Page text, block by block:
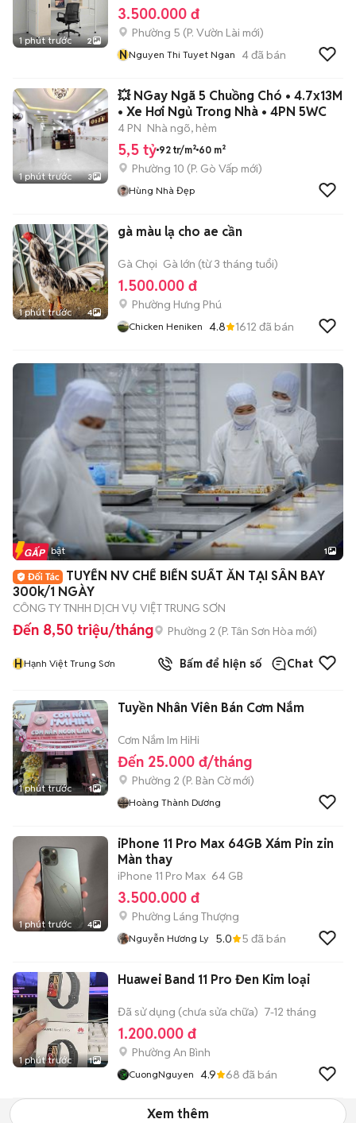
1 phút trước 2
3.500.000 đ
Phường 5 (P. Vườn Lài mới)
NNguyen Thi Tuyet Ngan 4đã bán
1 phút trước 3
💥 NGay Ngã 5 Chuồng Chó • 4.7x13M
• Xe Hơi Ngủ Trong Nhà • 4PN 5WC
4 PN Nhà ngõ, hẻm
5,5 tỷ 92 tr/m² 60 m²
Phường 10 (P. Gò Vấp mới)
Hùng Nhà Đẹp
1 phút trước 4
gà màu lạ cho ae cần
Gà Chọi Gà lớn (từ 3 tháng tuổi)
1.500.000 đ
Phường Hưng Phú
Chicken Heniken 4.8 1612 đã bán
Tin nổi bật 1
TUYỂN NV CHẾ BIẾN SUẤT ĂN TẠI SÂN BAY
300k/1 NGÀY
CÔNG TY TNHH DỊCH VỤ VIỆT TRUNG SƠN
Đến 8,50 triệu/tháng Phường 2 (P. Tân Sơn Hòa mới)
HHạnh Việt Trung Sơn Bấm để hiện số Chat
1 phút trước 1
Tuyền Nhân Viên Bán Cơm Nắm
Cơm Nắm Im HiHi
Đến 25.000 đ/tháng
Phường 2 (P. Bàn Cờmới)
Hoàng Thành Dương
1 phút trước 4
iPhone 11 Pro Max 64GB Xám Pin zin
Màn thay
iPhone 11 Pro Max 64 GB
3.500.000 đ
Phường Láng Thượng
Nguyễn Hương Ly 5.0 5 đã bán
1 phút trước 1
Huawei Band 11 Pro Đen Kim loại
Đã sử dụng (chưa sửa chữa) 7-12 tháng
1.200.000 đ
Phường An Bình
CuongNguyen 4.9 68 đã bán
Xem thêm